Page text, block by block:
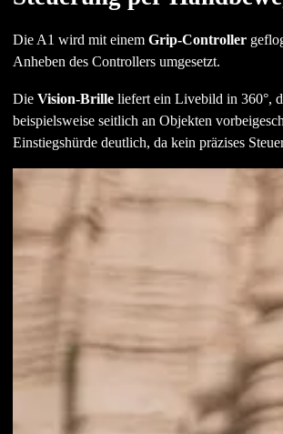
Die A1 wird mit einem Grip-Controller
Anheben des Controllers umgesetzt.
Die Vision-Brilleliefert ein Livebild in 360°,
beispielsweise seitlich an Objekten
Einstiegshürde deutlich, da kein präzises